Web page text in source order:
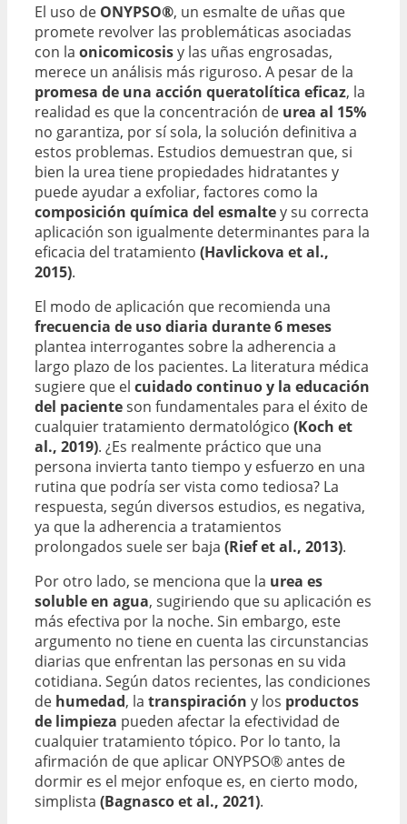
El uso de ONYPSO®, un esmalte de uñas que
promete revolver las problemáticas asociadas
con la onicomicosisy las uñas engrosadas,
merece un análisis más riguroso. A pesar de la
promesa de una acción queratolítica eficaz, la
realidad es que la concentración de urea al 15%
no garantiza, por sí sola, la solución definitiva a
estos problemas. Estudios demuestran que, si
bien la urea tiene propiedades hidratantes y
puede ayudar a exfoliar, factores como la
composición química del esmaltey su correcta
aplicación son igualmente determinantes para la
eficacia del tratamiento (Havlickova et al.,
2015).
El modo de aplicación que recomienda una
frecuencia de uso diaria durante 6 meses
plantea interrogantes sobre la adherencia a
largo plazo de los pacientes. La literatura médica
sugiere que el cuidado continuo y la educación
del pacienteson fundamentales para el éxito de
cualquier tratamiento dermatológico (Koch et
al., 2019). ¿Es realmente práctico que una
persona invierta tanto tiempo y esfuerzo en una
rutina que podría ser vista como tediosa? La
respuesta, según diversos estudios, es negativa,
ya que la adherencia a tratamientos
prolongados suele ser baja (Rief et al., 2013).
Por otro lado, se menciona que la urea es
soluble en agua, sugiriendo que su aplicación es
más efectiva por la noche. Sin embargo, este
argumento no tiene en cuenta las circunstancias
diarias que enfrentan las personas en su vida
cotidiana. Según datos recientes, las condiciones
de humedad, la transpiración y los productos
de limpieza pueden afectar la efectividad de
cualquier tratamiento tópico. Por lo tanto, la
afirmación de que aplicar ONYPSO® antes de
dormir es el mejor enfoque es, en cierto modo,
simplista (Bagnasco et al., 2021).